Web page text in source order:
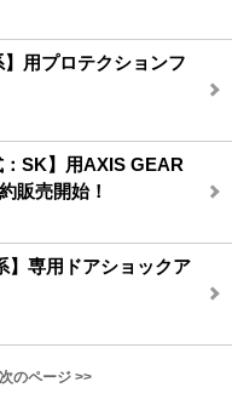
用プロテクションフ
SK】用AXIS GEAR
販売開始！
】専用ドアショックア
次のページ >>